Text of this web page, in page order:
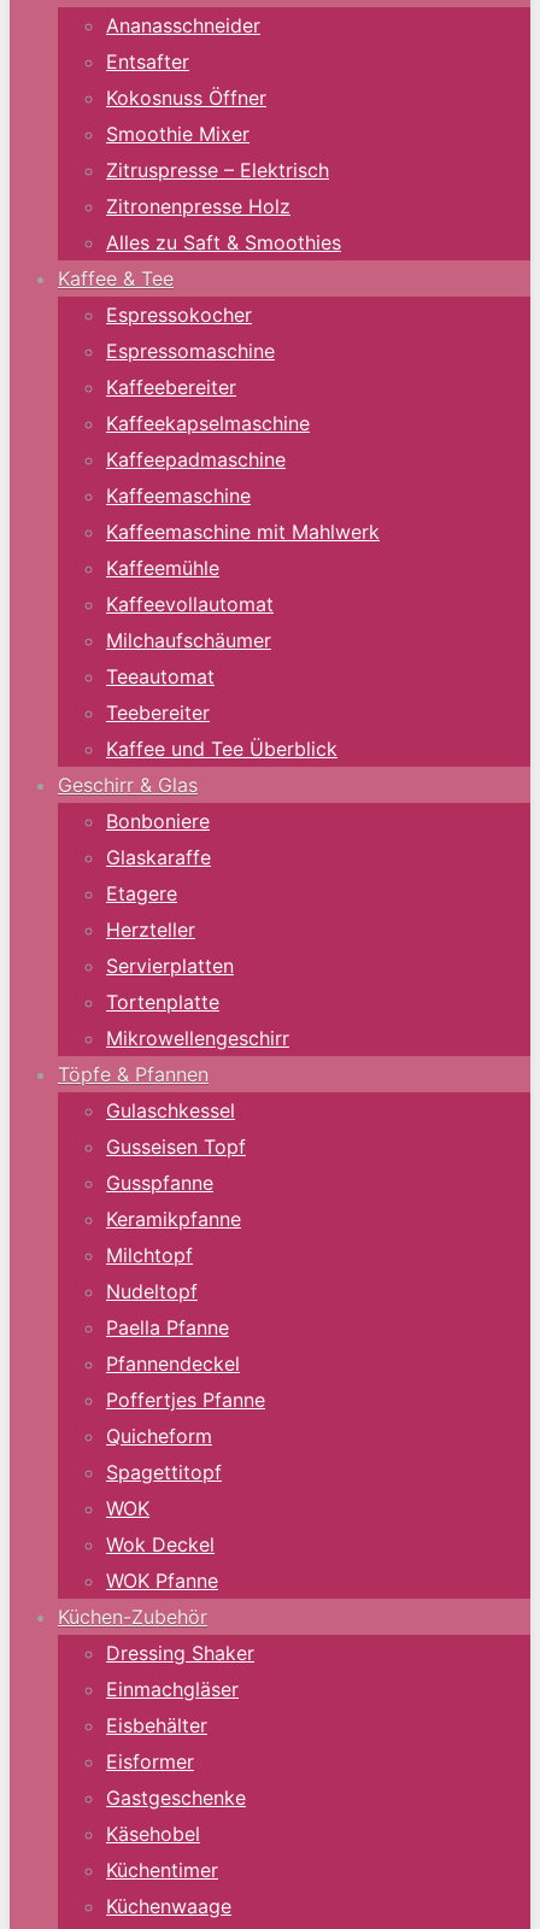
Ananasschneider
Entsafter
Kokosnuss Öffner
Smoothie Mixer
Zitruspresse – Elektrisch
Zitronenpresse Holz
Alles zu Saft & Smoothies
Kaffee & Tee
Espressokocher
Espressomaschine
Kaffeebereiter
Kaffeekapselmaschine
Kaffeepadmaschine
Kaffeemaschine
Kaffeemaschine mit Mahlwerk
Kaffeemühle
Kaffeevollautomat
Milchaufschäumer
Teeautomat
Teebereiter
Kaffee und Tee Überblick
Geschirr & Glas
Bonboniere
Glaskaraffe
Etagere
Herzteller
Servierplatten
Tortenplatte
Mikrowellengeschirr
Töpfe & Pfannen
Gulaschkessel
Gusseisen Topf
Gusspfanne
Keramikpfanne
Milchtopf
Nudeltopf
Paella Pfanne
Pfannendeckel
Poffertjes Pfanne
Quicheform
Spagettitopf
WOK
Wok Deckel
WOK Pfanne
Küchen-Zubehör
Dressing Shaker
Einmachgläser
Eisbehälter
Eisformer
Gastgeschenke
Käsehobel
Küchentimer
Küchenwaage